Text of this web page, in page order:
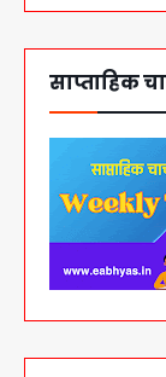
साप्ताहिक